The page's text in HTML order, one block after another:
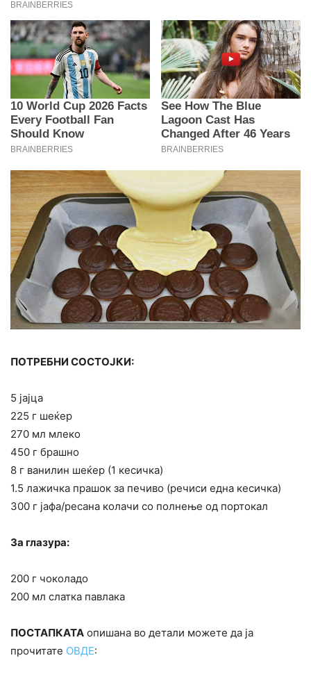
ПОТРЕБНИ СОСТОЈКИ:
5 јајца
225 г шеќер
270 мл млеко
450 г брашно
8 г ванилин шеќер (1 кесичка)
1.5 лажичка прашок за печиво (речиси една кесичка)
300 г јафа/ресана колачи со полнење од портокал
За глазура:
200 г чоколадо
200 мл слатка павлака
ПОСТАПКАТА опишана во детали можете да ја
прочитате ОВДЕ: